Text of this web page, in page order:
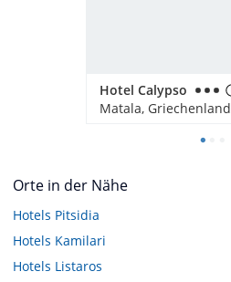
Hotel Calypso
Matala, Griechenland
Orte in der Nähe
Hotels Pitsidia
Hotels Kamilari
Hotels Listaros